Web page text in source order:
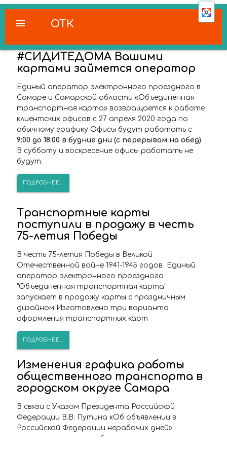
ОТК
menu
#СИДИТЕДОМА Вашими
картами займется оператор
Единый оператор электронного проездного в
Самаре и Самарской области «Объединенная
транспортная карта» возвращается к работе
клиентских офисов с 27 апреля 2020 года по
обычному графику Офисы будут работать с
9:00 до 18:00 в будние дни (с перерывом на обед)
В субботу и воскресение офисы работать не
будут.
ПОДРОБНЕЕ...
Транспортные карты
поступили в продажу в честь
75-летия Победы
В честь 75-летия Победы в Великой
Отечественной войне 1941-1945 годов Единый
оператор электронного проездного
"Объединенная транспортная карта"
запускает в продажу карты с праздничным
дизайном Изготовлено три варианта
оформления транспортных карт
ПОДРОБНЕЕ...
Изменения графика работы
общественного транспорта в
городском округе Самара
В связи с Указом Президента Российской
Федерации В.В. Путина «Об объявлении в
Российской Федерации нерабочих дней»
изменяется режим работы городского